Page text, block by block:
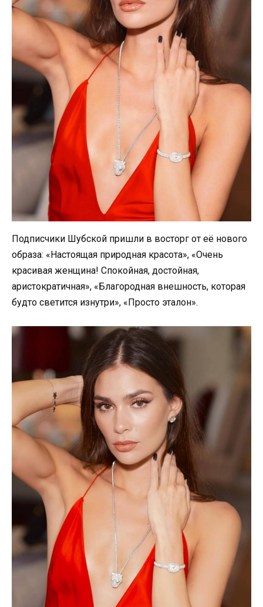
Подписчики Шубской пришли в восторг от её нового
образа: «Настоящая природная красота», «Очень
красивая женщина! Спокойная, достойная,
аристократичная», «Благородная внешность, которая
будто светится изнутри», «Просто эталон».